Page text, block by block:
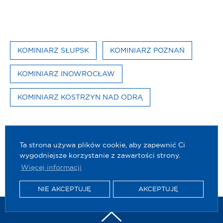
Ta strona używa plików cookie, aby zapewnić Ci
wygodniejsze korzystanie z zawartości strony.
Więcej informacji
NIE AKCEPTUJĘ AKCEPTUJĘ
KOMINIARZ SŁUPSK KOMINIARZ POZNAŃ
KOMINIARZ INOWROCŁAW
KOMINIARZ KOSTRZYN NAD ODRĄ